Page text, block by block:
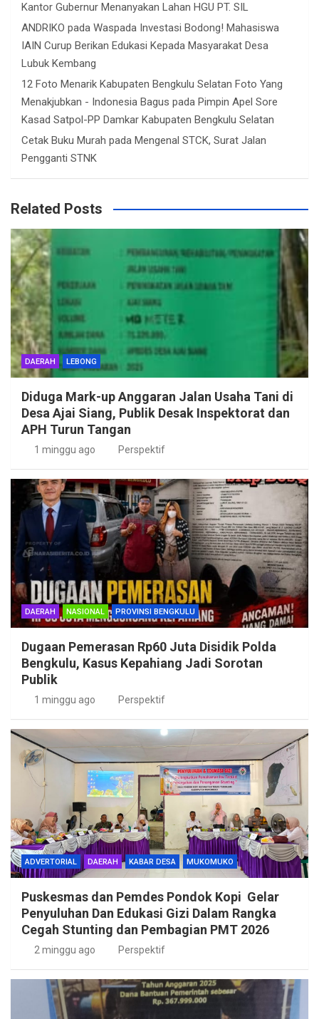
Kantor Gubernur Menanyakan Lahan HGU PT. SIL
ANDRIKO pada Waspada Investasi Bodong! Mahasiswa
IAIN Curup Berikan Edukasi Kepada Masyarakat Desa
Lubuk Kembang
12 Foto Menarik Kabupaten Bengkulu Selatan Foto Yang
Menakjubkan - Indonesia Bagus pada Pimpin Apel Sore
Kasad Satpol-PP Damkar Kabupaten Bengkulu Selatan
Cetak Buku Murah pada Mengenal STCK, Surat Jalan
Pengganti STNK
Related Posts
DAERAH LEBONG
Diduga Mark-up Anggaran Jalan Usaha Tani di
Desa Ajai Siang, Publik Desak Inspektorat dan
APH Turun Tangan
1 minggu ago Perspektif
DAERAH NASIONAL PROVINSI BENGKULU
Dugaan Pemerasan Rp60 Juta Disidik Polda
Bengkulu, Kasus Kepahiang Jadi Sorotan
Publik
1 minggu ago Perspektif
ADVERTORIAL DAERAH KABAR DESA MUKOMUKO
Puskesmas dan Pemdes Pondok Kopi Gelar
Penyuluhan Dan Edukasi Gizi Dalam Rangka
Cegah Stunting dan Pembagian PMT 2026
2 minggu ago Perspektif